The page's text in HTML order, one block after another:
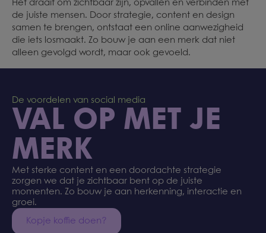
Het draait om zichtbaar zijn, opvallen en verbinden met
de juiste mensen. Door strategie, content en design
samen te brengen, ontstaat een online aanwezigheid
die iets losmaakt. Zo bouw je aan een merk dat niet
alleen gevolgd wordt, maar ook gevoeld.
De voordelen van social media
VAL OP MET JE
MERK
Met sterke content en een doordachte strategie
zorgen we dat je zichtbaar bent op de juiste
momenten. Zo bouw je aan herkenning, interactie en
groei.
Kopje koffie doen?